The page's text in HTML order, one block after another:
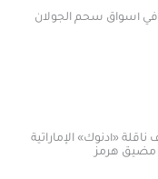
الجولان
الإماراتية